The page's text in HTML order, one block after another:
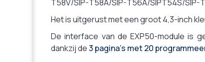
T58V/SIP-T58A/SIP-T56A/SIPT54S/SIP-
Het is uitgerust met een groot 4,3-inch
De interface van de EXP50-module is
dankzij de3 pagina's met 20